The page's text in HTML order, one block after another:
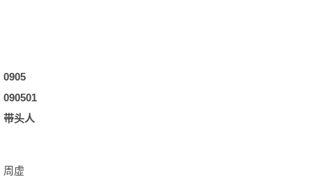
0905
090501
带头人
周虚